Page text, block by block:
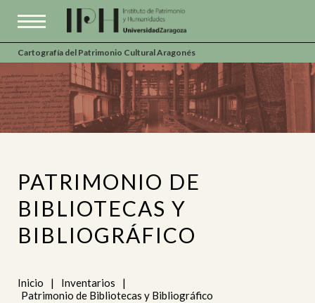
Cartografía del Patrimonio Cultural Aragonés
PATRIMONIO DE
BIBLIOTECAS Y
BIBLIOGRÁFICO
Inicio | Inventarios
|
Patrimonio de Bibliotecas y Bibliográfico